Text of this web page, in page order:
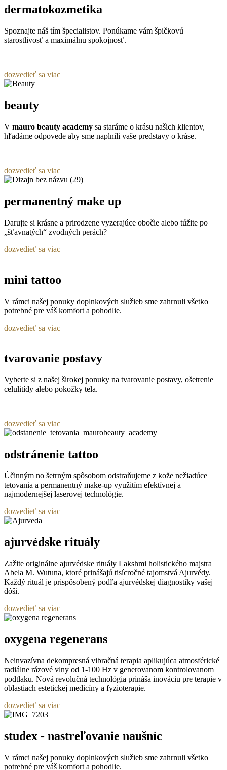
dermatokozmetika
Spoznajte náš tím špecialistov. Ponúkame vám špičkovú
starostlivosť a maximálnu spokojnosť.
dozvedieť sa viac
beauty
V mauro beauty academy sa staráme o krásu našich klientov,
hľadáme odpovede aby sme naplnili vaše predstavy o kráse.
dozvedieť sa viac
permanentný make up
Darujte si krásne a prirodzene vyzerajúce obočie alebo túžite po
„šťavnatých“ zvodných perách?
dozvedieť sa viac
mini tattoo
V rámci našej ponuky doplnkových služieb sme zahrnuli všetko
potrebné pre váš komfort a pohodlie.
dozvedieť sa viac
tvarovanie postavy
Vyberte si z našej širokej ponuky na tvarovanie postavy, ošetrenie
celulitídy alebo pokožky tela.
dozvedieť sa viac
odstránenie tattoo
Účinným no šetrným spôsobom odstraňujeme z kože nežiadúce
tetovania a permanentný make-up využitím efektívnej a
najmodernejšej laserovej technológie.
dozvedieť sa viac
ajurvédske rituály
Zažite originálne ajurvédske rituály Lakshmi holistického majstra
Abela M. Wutuna, ktoré prinášajú tisícročné tajomstvá Ajurvédy.
Každý rituál je prispôsobený podľa ajurvédskej diagnostiky vašej
dóši.
dozvedieť sa viac
oxygena regenerans
Neinvazívna dekompresná vibračná terapia aplikujúca atmosférické
radiálne rázové vlny od 1-100 Hz v generovanom kontrolovanom
podtlaku. Nová revolučná technológia prináša inováciu pre terapie v
oblastiach estetickej medicíny a fyzioterapie.
dozvedieť sa viac
studex - nastreľovanie naušníc
V rámci našej ponuky doplnkových služieb sme zahrnuli všetko
potrebné pre váš komfort a pohodlie.